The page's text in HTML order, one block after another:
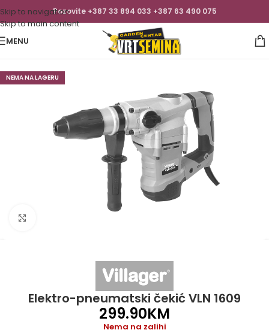
Skip to navigation
Skip to main content
Pozovite +387 33 894 033 +387 63 490 075
MENU
NEMA NA LAGERU
Elektro-pneumatski čekić VLN 1609
299.90KM
Nema na zalihi